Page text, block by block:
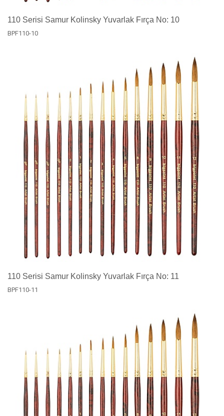
110 Serisi Samur Kolinsky Yuvarlak Fırça No: 10
BPF110-10
110 Serisi Samur Kolinsky Yuvarlak Fırça No: 11
BPF110-11